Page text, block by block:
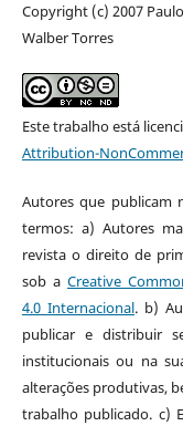
Copyright (c) 2007
Walber Torres
Este trabalho está
Attribution-
Autores que publicam
termos: a) Autores
revista o direito de
sob a Creative
4.0 Internacional. b)
publicar e distribuir
institucionais ou na
alterações produtivas,
trabalho publicado. c)